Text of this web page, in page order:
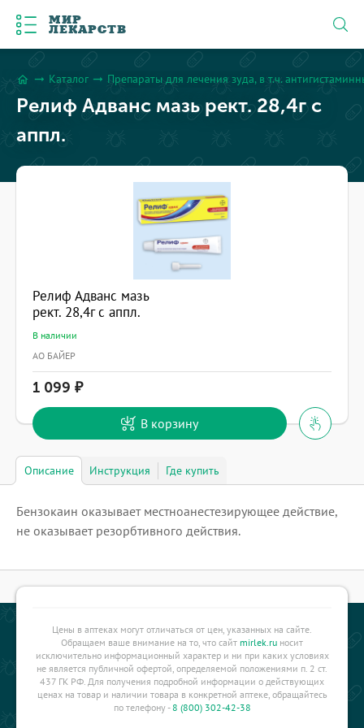
МИР
ЛЕКАРСТВ
home arrow_right_alt Каталог arrow_right_alt Препараты для лечения зуда, в т.ч.
Релиф Адванс мазь рект. 28,4г с
аппл.
Релиф Адванс мазь
рект. 28,4г с аппл.
В наличии
АО БАЙЕР
1 099
В корзину
Описание Инструкция Где купить
Бензокаин оказывает местноанестезирующее действие,
не оказывает резорбтивного действия.
Цены в аптеках могут отличаться от цен, указанных на сайте.
Обращаем ваше внимание на то, что сайт mirlek.ru носит
исключительно информационный характер и ни при каких условиях
не является публичной офертой, определяемой положениями п. 2 ст.
437 ГК РФ. Для получения подробной информации о действующих
ценах на товар и наличии товара в конкретной аптеке, обращайтесь
по телефону -8 (800) 302-42-38